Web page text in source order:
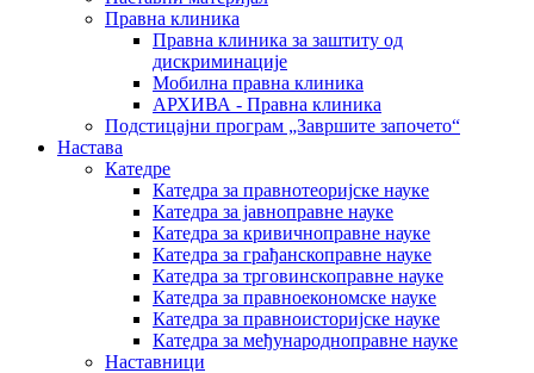
Правна клиника
Правна клиника за заштиту од
дискриминације
Мобилна правна клиника
АРХИВА - Правна клиника
Подстицајни програм „Завршите започето“
Настава
Катедре
Катедра за правнотеоријске науке
Катедра за јавноправне науке
Катедра за кривичноправне науке
Катедра за грађанскоправне науке
Катедра за трговинскоправне науке
Катедра за правноекономске науке
Катедра за правноисторијске науке
Катедра за међународноправне науке
Наставници